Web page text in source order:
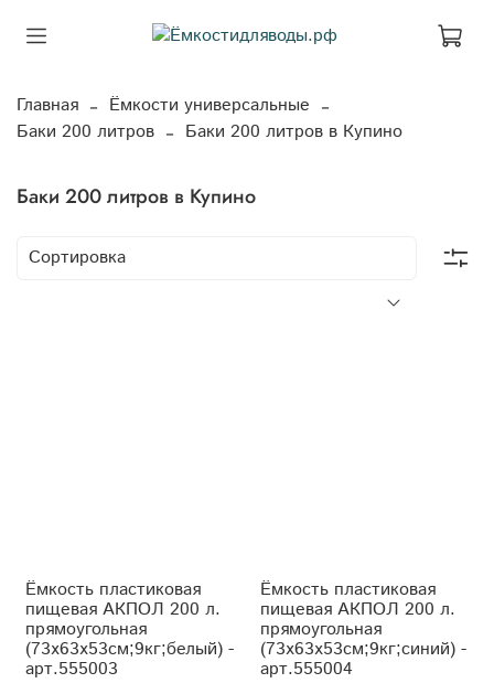
Главная
Ёмкости универсальные
Баки 200 литров
Баки 200 литров в Купино
Баки 200 литров в Купино
Ёмкость пластиковая
пищевая АКПОЛ 200 л.
прямоугольная
(73x63x53см;9кг;белый) -
арт.555003
Ёмкость пластиковая
пищевая АКПОЛ 200 л.
прямоугольная
(73x63x53см;9кг;синий) -
арт.555004